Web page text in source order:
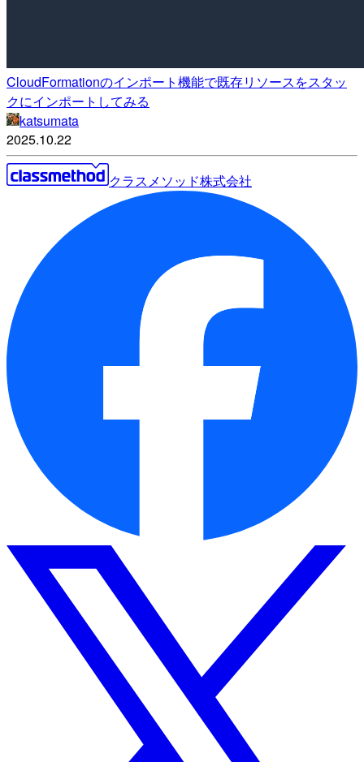
CloudFormationのインポート機能で既存リソースをスタッ
クにインポートしてみる
katsumata
2025.10.22
クラスメソッド株式会社